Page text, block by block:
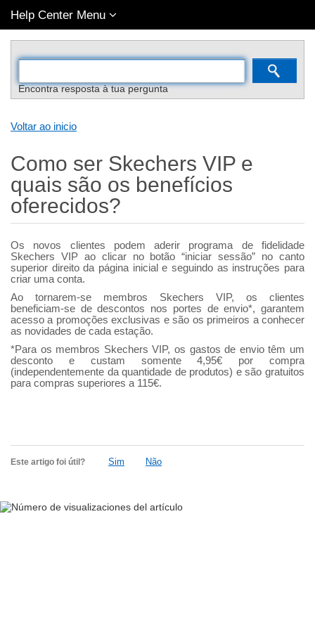
Help Center Menu
Encontra resposta à tua pergunta
Voltar ao inicio
Como ser Skechers VIP e
quais são os benefícios
oferecidos?
Os novos clientes podem aderir programa de fidelidade
Skechers VIP ao clicar no botão “iniciar sessão” no canto
superior direito da página inicial e seguindo as instruções para
criar uma conta.
Ao tornarem-se membros Skechers VIP, os clientes
beneficiam-se de descontos nos portes de envio*, garantem
acesso a promoções exclusivas e são os primeiros a conhecer
as novidades de cada estação.
*Para os membros Skechers VIP, os gastos de envio têm um
desconto e custam somente 4,95€ por compra
(independentemente da quantidade de produtos) e são gratuitos
para compras superiores a 115€.
Este artigo foi útil? Sim Não